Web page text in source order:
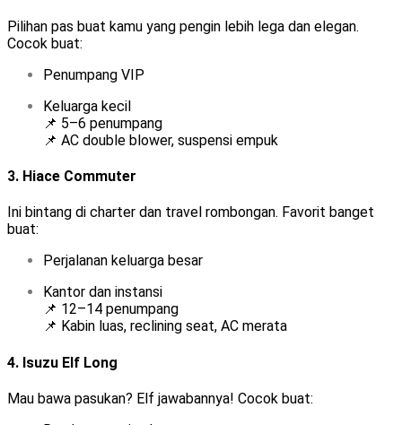
Pilihan pas buat kamu yang pengin lebih lega dan elegan.
Cocok buat:
Penumpang VIP
Keluarga kecil
📌 5–6 penumpang
📌 AC double blower, suspensi empuk
3. Hiace Commuter
Ini bintang di charter dan travel rombongan. Favorit banget
buat:
Perjalanan keluarga besar
Kantor dan instansi
📌 12–14 penumpang
📌 Kabin luas, reclining seat, AC merata
4. Isuzu Elf Long
Mau bawa pasukan? Elf jawabannya! Cocok buat: